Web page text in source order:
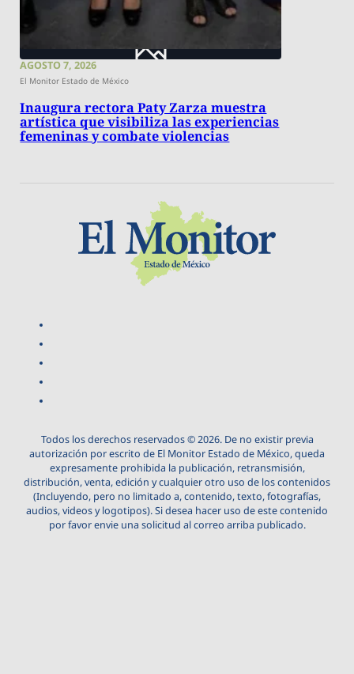
AGOSTO 7, 2026
El Monitor Estado de México
Inaugura rectora Paty Zarza muestra
artística que visibiliza las experiencias
femeninas y combate violencias
Todos los derechos reservados © 2026. De no existir previa
autorización por escrito de El Monitor Estado de México, queda
expresamente prohibida la publicación, retransmisión,
distribución, venta, edición y cualquier otro uso de los contenidos
(Incluyendo, pero no limitado a, contenido, texto, fotografías,
audios, videos y logotipos). Si desea hacer uso de este contenido
por favor envie una solicitud al correo arriba publicado.